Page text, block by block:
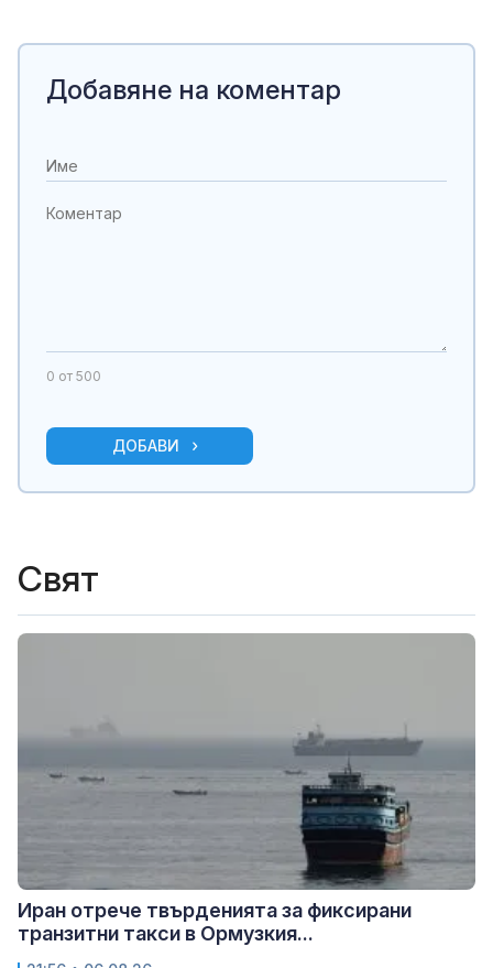
Добавяне на коментар
0 от 500
ДОБАВИ
Свят
Иран отрече твърденията за фиксирани
транзитни такси в Ормузкия...